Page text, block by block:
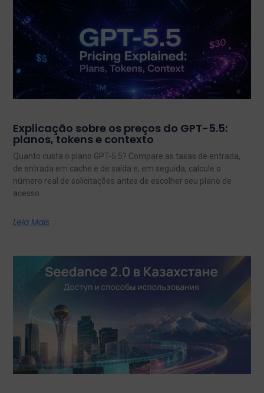
Explicação sobre os preços do GPT-5.5:
planos, tokens e contexto
Quanto custa o plano GPT-5.5? Compare as taxas de entrada,
de entrada em cache e de saída e, em seguida, calcule o
número real de solicitações antes de escolher seu plano de
acesso.
Leia Mais